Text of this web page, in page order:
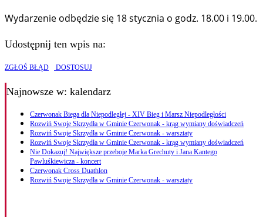
Wydarzenie odbędzie się 18 stycznia o godz. 18.00 i 19.00.
Udostępnij ten wpis na:
ZGŁOŚ BŁĄD DOSTOSUJ
Najnowsze w: kalendarz
Czerwonak Biega dla Niepodległej - XIV Bieg i Marsz Niepodległości
Rozwiń Swoje Skrzydła w Gminie Czerwonak - krąg wymiany doświadczeń
Rozwiń Swoje Skrzydła w Gminie Czerwonak - warsztaty
Rozwiń Swoje Skrzydła w Gminie Czerwonak - krąg wymiany doświadczeń
Nie Dokazuj! Największe przeboje Marka Grechuty i Jana Kantego
Pawluśkiewicza - koncert
Czerwonak Cross Duathlon
Rozwiń Swoje Skrzydła w Gminie Czerwonak - warsztaty